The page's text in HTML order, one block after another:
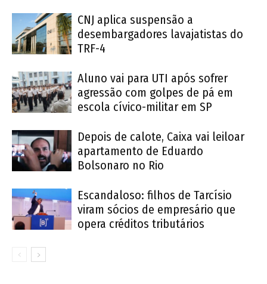
CNJ aplica suspensão a
desembargadores lavajatistas do
TRF-4
Aluno vai para UTI após sofrer
agressão com golpes de pá em
escola cívico-militar em SP
Depois de calote, Caixa vai leiloar
apartamento de Eduardo
Bolsonaro no Rio
Escandaloso: filhos de Tarcísio
viram sócios de empresário que
opera créditos tributários